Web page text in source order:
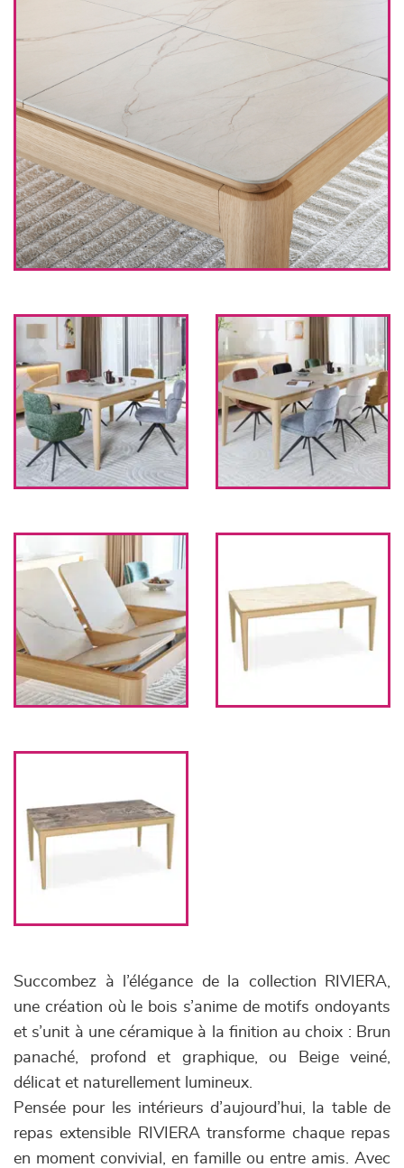
Succombez à l’élégance de la collection RIVIERA,
une création où le bois s’anime de motifs ondoyants
et s’unit à une céramique à la finition au choix : Brun
panaché, profond et graphique, ou Beige veiné,
délicat et naturellement lumineux.
Pensée pour les intérieurs d’aujourd’hui, la table de
repas extensible RIVIERA transforme chaque repas
en moment convivial, en famille ou entre amis. Avec